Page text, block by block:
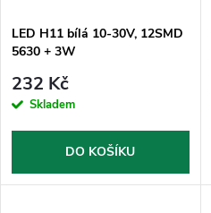
p
r
o
d
s
p
r
LED H11 bílá 10-30V, 12SMD
5630 + 3W
232 Kč
Skladem
DO KOŠÍKU